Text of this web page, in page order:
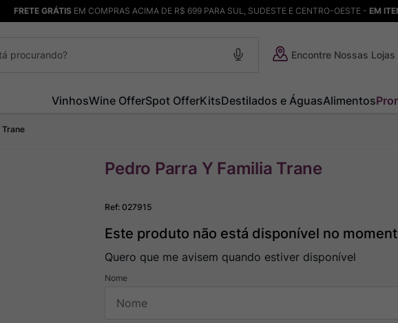
FRETE GRÁTISEM COMPRAS ACIMA DE R$ 699 PARA SUL, SUDESTE E CENTRO-OESTE - EM
Encontre Nossas Lojas
VinhosWine OfferSpot OfferKitsDestilados e ÁguasAlimentos
Trane
Pedro Parra Y Familia Trane
Ref:027915
Este produto não está disponível no
Quero que me avisem quando estiver disponível